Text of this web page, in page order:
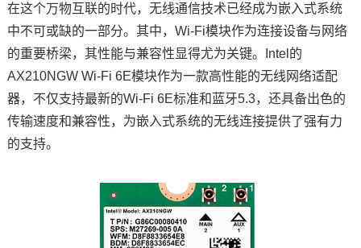
在这个万物互联的时代， 无线通信技术已经成为嵌入式系统
中不可或缺的一部分。其中，Wi-Fi模块作为连接设备与网络
的重要桥梁，其性能与兼容性显得尤为关键。Intel的
AX210NGW Wi-Fi 6E模块作为一款高性能的无线网络适配
器，不仅支持最新的Wi-Fi 6E标准和蓝牙5.3，还具备出色的
传输速度和兼容性，为嵌入式系统的无线连接提供了强有力
的支持。